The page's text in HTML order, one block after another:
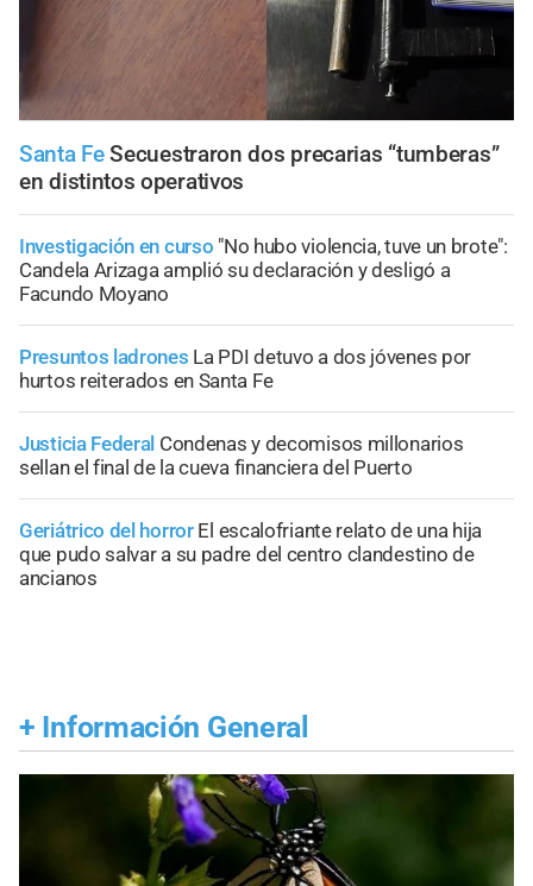
Santa Fe Secuestraron dos precarias “tumberas”
en distintos operativos
Investigación en curso "No hubo violencia, tuve un brote":
Candela Arizaga amplió su declaración y desligó a
Facundo Moyano
Presuntos ladrones La PDI detuvo a dos jóvenes por
hurtos reiterados en Santa Fe
Justicia Federal Condenas y decomisos millonarios
sellan el final de la cueva financiera del Puerto
Geriátrico del horror El escalofriante relato de una hija
que pudo salvar a su padre del centro clandestino de
ancianos
+ Información General